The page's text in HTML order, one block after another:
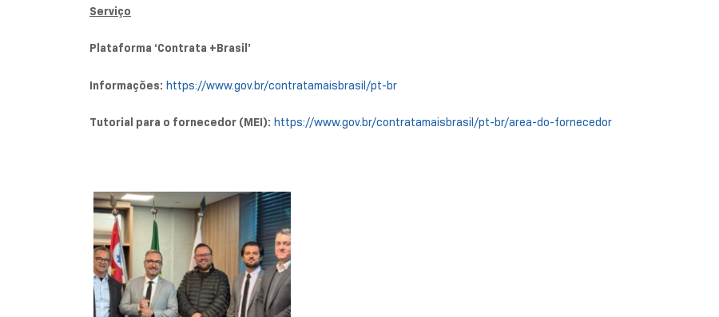
Serviço
Plataforma ‘Contrata +Brasil’
Informações: https://www.gov.br/contratamaisbrasil/pt-br
Tutorial para o fornecedor (MEI): https://www.gov.br/contratamaisbrasil/pt-br/area-do-fornecedor